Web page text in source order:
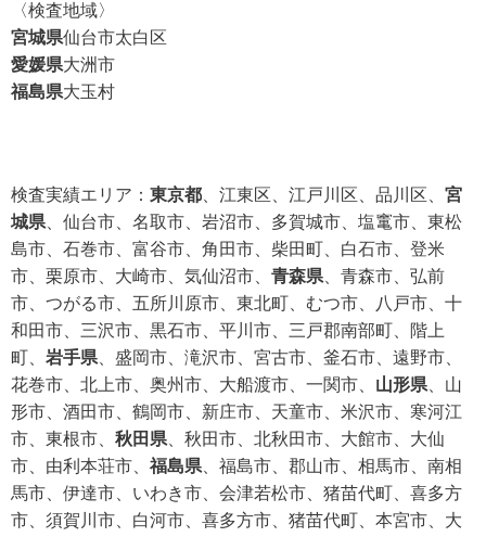
〈検査地域〉
宮城県仙台市太白区
愛媛県大洲市
福島県大玉村
検査実績エリア： 東京都、江東区、江戸川区、品川区、 宮
城県、仙台市、名取市、岩沼市、多賀城市、塩竃市、東松
島市、石巻市、富谷市、角田市、柴田町、白石市、登米
市、栗原市、大崎市、気仙沼市、 青森県、青森市、弘前
市、つがる市、五所川原市、東北町、むつ市、八戸市、十
和田市、三沢市、黒石市、平川市、三戸郡南部町、階上
町、 岩手県、盛岡市、滝沢市、宮古市、釜石市、遠野市、
花巻市、北上市、奥州市、大船渡市、一関市、 山形県、山
形市、酒田市、鶴岡市、新庄市、天童市、米沢市、寒河江
市、東根市、 秋田県、秋田市、北秋田市、大館市、大仙
市、由利本荘市、 福島県、福島市、郡山市、相馬市、南相
馬市、伊達市、いわき市、会津若松市、猪苗代町、喜多方
市、須賀川市、白河市、喜多方市、猪苗代町、本宮市、大